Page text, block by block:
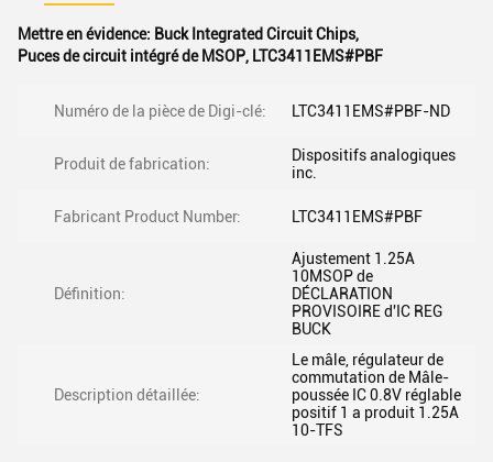
Mettre en évidence: Buck Integrated Circuit Chips,
Puces de circuit intégré de MSOP, LTC3411EMS#PBF
Numéro de la pièce de Digi-clé: LTC3411EMS#PBF-ND
Produit de fabrication:
Dispositifs analogiques
inc.
Fabricant Product Number: LTC3411EMS#PBF
Définition:
Ajustement 1.25A
10MSOP de
DÉCLARATION
PROVISOIRE d'IC REG
BUCK
Description détaillée:
Le mâle, régulateur de
commutation de Mâle-
poussée IC 0.8V réglable
positif 1 a produit 1.25A
10-TFS